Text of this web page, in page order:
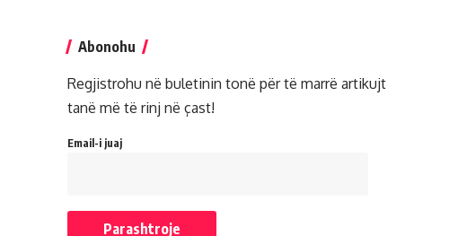
Abonohu
Regjistrohu në buletinin tonë për të marrë artikujt
tanë më të rinj në çast!
Email-i juaj